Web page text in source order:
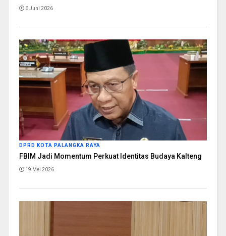
6 Juni 2026
DPRD KOTA PALANGKA RAYA
FBIM Jadi Momentum Perkuat Identitas Budaya Kalteng
19 Mei 2026